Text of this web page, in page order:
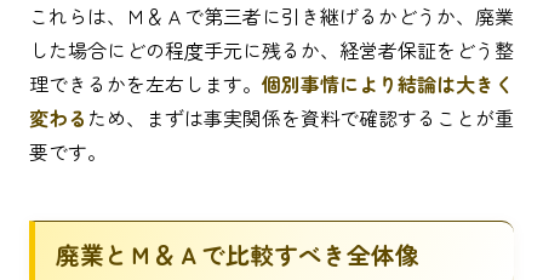
これらは、Ｍ＆Ａで第三者に引き継げるかどうか、廃業
した場合にどの程度手元に残るか、経営者保証をどう整
理できるかを左右します。 個別事情により結論は大きく
変わる ため、まずは事実関係を資料で確認することが重
要です。
廃業とＭ＆Ａで比較すべき全体像